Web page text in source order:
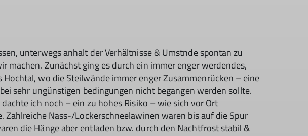
unterwegs anhalt der Verhältnisse & Umstnde spontan zu
machen. Zunächst ging es durch ein immer enger werdendes,
Hochtal, wo die Steilwände immer enger Zusammenrücken – eine
sehr ungünstigen bedingungen nicht begangen werden sollte.
dachte ich noch – ein zu hohes Risiko – wie sich vor Ort
Zahlreiche Nass-/Lockerschneelawinen waren bis auf die Spur
die Hänge aber entladen bzw. durch den Nachtfrost stabil &